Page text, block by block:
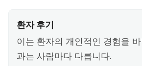
환자 후기
이는 환자의 개인적인 경험을
과는 사람마다 다릅니다.